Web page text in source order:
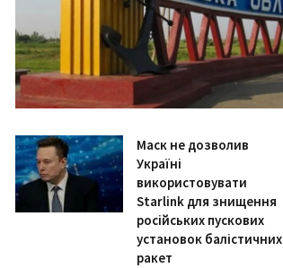
Маск не дозволив
Україні
використовувати
Starlink для знищення
російських пускових
установок балістичних
ракет